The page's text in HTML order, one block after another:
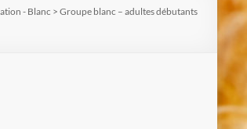
- Blanc > Groupe blanc – adultes débutants